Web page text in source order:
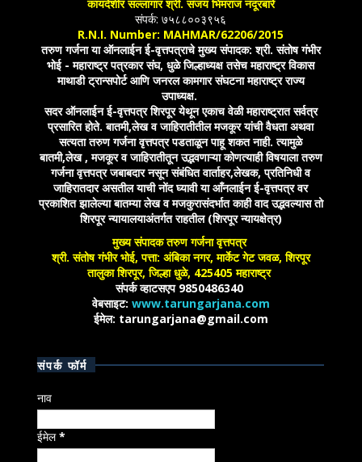
कायदेशीर सल्लागार श्री. संजय भिमराज नंदूरबारे
संपर्क: ७५८८००३९५६
R.N.I. Number: MAHMAR/62206/2015
तरुण गर्जना या ऑनलाईन ई-वृत्तपत्राचे मुख्य संपादक: श्री. संतोष गंभीर
भोई - महाराष्ट्र पत्रकार संघ, धुळे जिल्हाध्यक्ष तसेच महाराष्ट्र विकास
माथाडी ट्रान्सपोर्ट आणि जनरल कामगार संघटना महाराष्ट्र राज्य
उपाध्यक्ष.
सदर ऑनलाईन ई-वृत्तपत्र शिरपूर येथून एकाच वेळी महाराष्ट्रात सर्वत्र
प्रसारित होते. बातमी,लेख व जाहिरातीतील मजकूर यांची वैधता अथवा
सत्यता तरुण गर्जना वृत्तपत्र पडताळून पाहू शकत नाही. त्यामुळे
बातमी,लेख , मजकूर व जाहिरातीतून उद्भवणाऱ्या कोणत्याही विषयाला तरुण
गर्जना वृत्तपत्र जबाबदार नसून संबंधित वार्ताहर,लेखक, प्रतिनिधी व
जाहिरातदार असतील याची नोंद घ्यावी या आँनलाईन ई-वृत्तपत्र वर
प्रकाशित झालेल्या बातम्या लेख व मजकुरासंदर्भात काही वाद उद्भवल्यास तो
शिरपूर न्यायालयाअंतर्गत राहतील (शिरपूर न्यायक्षेत्र)
मुख्य संपादक तरुण गर्जना वृत्तपत्र
श्री. संतोष गंभीर भोई, पत्ता: अंबिका नगर, मार्केट गेट जवळ, शिरपूर
तालुका शिरपूर, जिल्हा धुळे, 425405 महाराष्ट्र
संपर्क व्हाटसएप 9850486340
वेबसाइट: www.tarungarjana.com
ईमेल: tarungarjana@gmail.com
संपर्क फॉर्म
नाव
ईमेल*